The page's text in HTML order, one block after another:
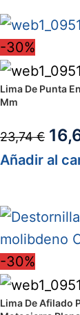
-30%
Lima De Punta
Mm
23,74€
Añadir al
-30%
Lima De Afilado